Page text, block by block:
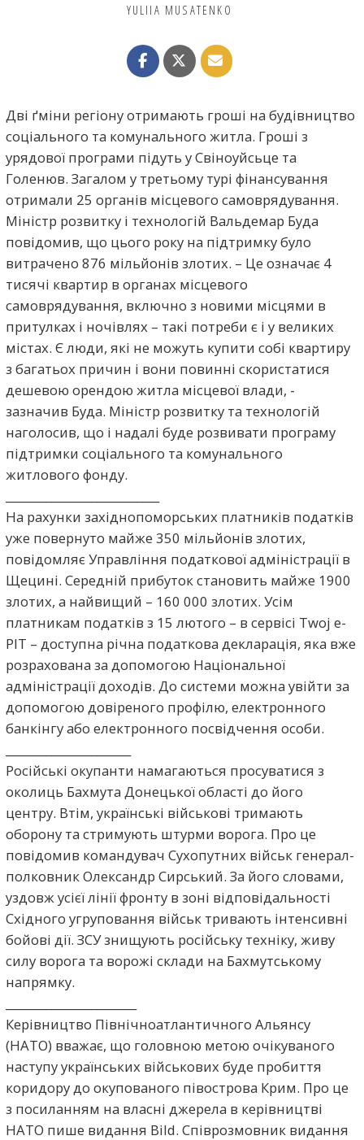
YULIIA MUSATENKO
Дві ґміни регіону отримають гроші на будівництво
соціального та комунального житла. Гроші з
урядової програми підуть у Свіноуйсьце та
Голенюв. Загалом у третьому турі фінансування
отримали 25 органів місцевого самоврядування.
Міністр розвитку і технологій Вальдемар Буда
повідомив, що цього року на підтримку було
витрачено 876 мільйонів злотих. – Це означає 4
тисячі квартир в органах місцевого
самоврядування, включно з новими місцями в
притулках і ночівлях – такі потреби є і у великих
містах. Є люди, які не можуть купити собі квартиру
з багатьох причин і вони повинні скористатися
дешевою орендою житла місцевої влади, -
зазначив Буда. Міністр розвитку та технологій
наголосив, що і надалі буде розвивати програму
підтримки соціального та комунального
житлового фонду.
На рахунки західнопоморських платників податків
уже повернуто майже 350 мільйонів злотих,
повідомляє Управління податкової адміністрації в
Щецині. Середній прибуток становить майже 1900
злотих, а найвищий – 160 000 злотих. Усім
платникам податків з 15 лютого – в сервісі Twoj e-
PIT – доступна річна податкова декларація, яка вже
розрахована за допомогою Національної
адміністрації доходів. До системи можна увійти за
допомогою довіреного профілю, електронного
банкінгу або електронного посвідчення особи.
Російські окупанти намагаються просуватися з
околиць Бахмута Донецької області до його
центру. Втім, українські військові тримають
оборону та стримують штурми ворога. Про це
повідомив командувач Сухопутних військ генерал-
полковник Олександр Сирський. За його словами,
уздовж усієї лінії фронту в зоні відповідальності
Східного угруповання військ тривають інтенсивні
бойові дії. ЗСУ знищують російську техніку, живу
силу ворога та ворожі склади на Бахмутському
напрямку.
Керівництво Північноатлантичного Альянсу
(НАТО) вважає, що головною метою очікуваного
наступу українських військових буде пробиття
коридору до окупованого півострова Крим. Про це
з посиланням на власні джерела в керівництві
НАТО пише видання Bild. Співрозмовник видання